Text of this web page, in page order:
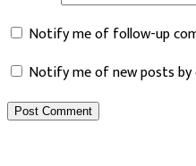
Notify me of follow-up
Notify me of new posts by